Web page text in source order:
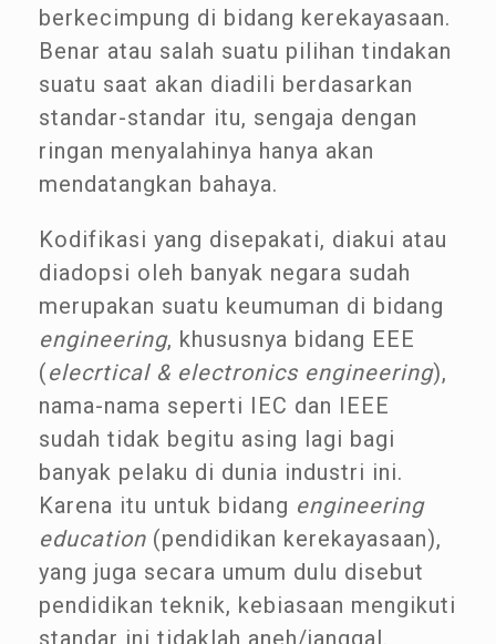
berkecimpung di bidang kerekayasaan.
Benar atau salah suatu pilihan tindakan
suatu saat akan diadili berdasarkan
standar-standar itu, sengaja dengan
ringan menyalahinya hanya akan
mendatangkan bahaya.
Kodifikasi yang disepakati, diakui atau
diadopsi oleh banyak negara sudah
merupakan suatu keumuman di bidang
engineering, khususnya bidang EEE
(elecrtical & electronics engineering),
nama-nama seperti IEC dan IEEE
sudah tidak begitu asing lagi bagi
banyak pelaku di dunia industri ini.
Karena itu untuk bidang engineering
education (pendidikan kerekayasaan),
yang juga secara umum dulu disebut
pendidikan teknik, kebiasaan mengikuti
standar ini tidaklah aneh/janggal.